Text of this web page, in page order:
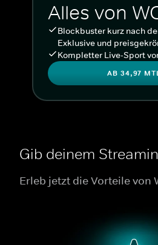
Alles von
Blockbuster kurz nach
Exklusive und
Kompletter Live-Sport
AB 34,97
Gib deinem
Erleb jetzt die Vorteile von